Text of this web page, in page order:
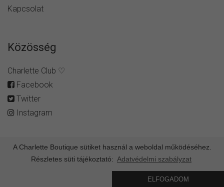
A Charlette Boutique sütiket használ a weboldal működéséhez.
Részletes süti tájékoztató: Adatvédelmi szabályzat
ELFOGADOM
Kapcsolat
Közösség
Charlette Club ♡
Facebook
Twitter
Instagram
© Minden jog fenntartva -charlette.hu